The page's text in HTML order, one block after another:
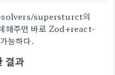
supersturct의
주면 바로 Zod+react-
능하다.
결과